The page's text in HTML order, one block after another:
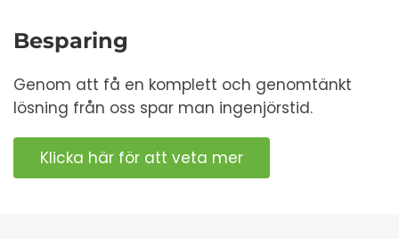
Besparing
Genom att få en komplett och genomtänkt
lösning från oss spar man ingenjörstid.
Klicka här för att veta mer